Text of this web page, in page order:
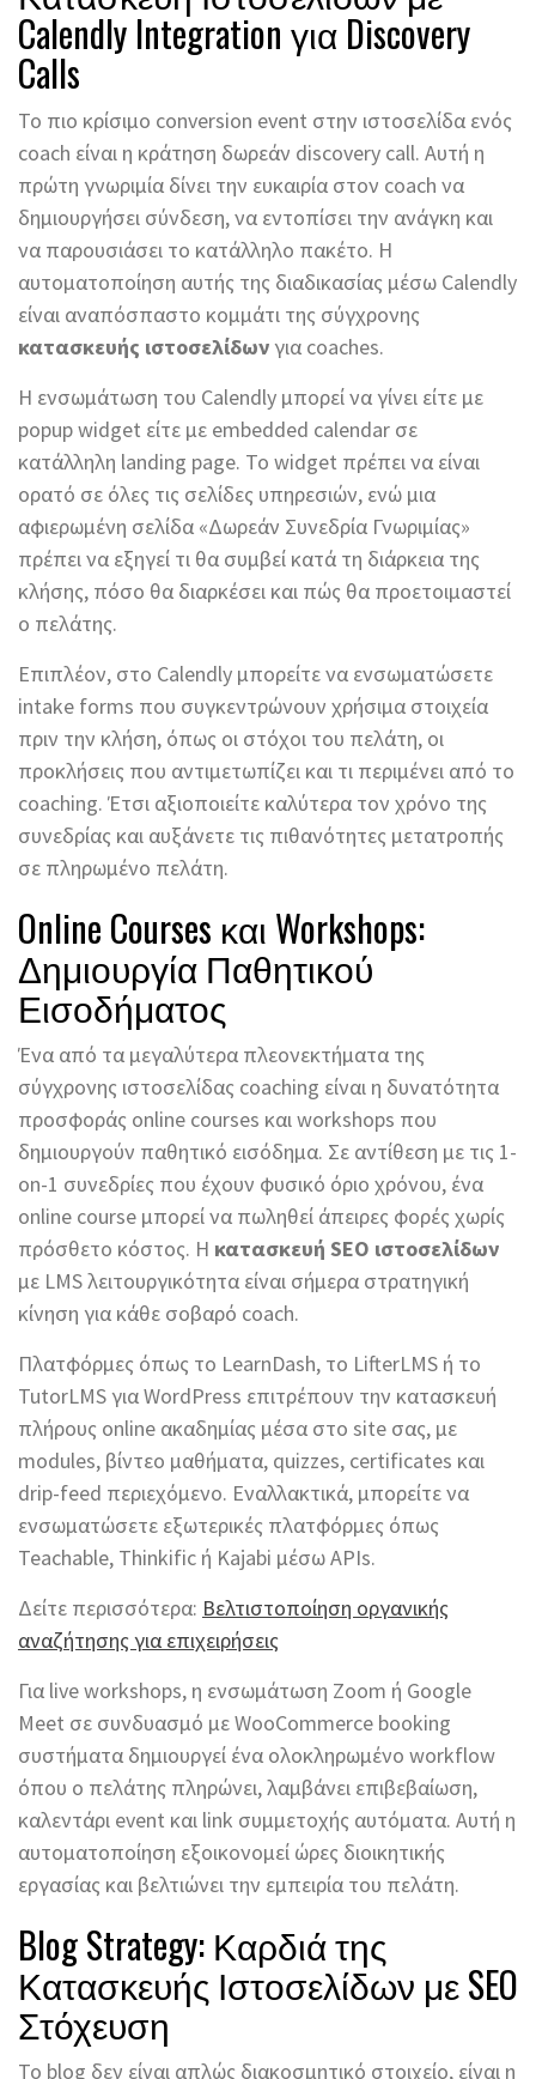
Calendly Integration για Discovery
Calls
Το πιο κρίσιμο conversion event στην ιστοσελίδα ενός
coach είναι η κράτηση δωρεάν discovery call. Αυτή η
πρώτη γνωριμία δίνει την ευκαιρία στον coach να
δημιουργήσει σύνδεση, να εντοπίσει την ανάγκη και
να παρουσιάσει το κατάλληλο πακέτο. Η
αυτοματοποίηση αυτής της διαδικασίας μέσω Calendly
είναι αναπόσπαστο κομμάτι της σύγχρονης
κατασκευής ιστοσελίδωνγια coaches.
Η ενσωμάτωση του Calendly μπορεί να γίνει είτε με
popup widget είτε με embedded calendar σε
κατάλληλη landing page. Το widget πρέπει να είναι
ορατό σε όλες τις σελίδες υπηρεσιών, ενώ μια
αφιερωμένη σελίδα «Δωρεάν Συνεδρία Γνωριμίας»
πρέπει να εξηγεί τι θα συμβεί κατά τη διάρκεια της
κλήσης, πόσο θα διαρκέσει και πώς θα προετοιμαστεί
ο πελάτης.
Επιπλέον, στο Calendly μπορείτε να ενσωματώσετε
intake forms που συγκεντρώνουν χρήσιμα στοιχεία
πριν την κλήση, όπως οι στόχοι του πελάτη, οι
προκλήσεις που αντιμετωπίζει και τι περιμένει από το
coaching. Έτσι αξιοποιείτε καλύτερα τον χρόνο της
συνεδρίας και αυξάνετε τις πιθανότητες μετατροπής
σε πληρωμένο πελάτη.
Online Courses και Workshops:
Δημιουργία Παθητικού
Εισοδήματος
Ένα από τα μεγαλύτερα πλεονεκτήματα της
σύγχρονης ιστοσελίδας coaching είναι η δυνατότητα
προσφοράς online courses και workshops που
δημιουργούν παθητικό εισόδημα. Σε αντίθεση με τις 1-
on-1 συνεδρίες που έχουν φυσικό όριο χρόνου, ένα
online course μπορεί να πωληθεί άπειρες φορές χωρίς
πρόσθετο κόστος. Η κατασκευή SEO ιστοσελίδων
με LMS λειτουργικότητα είναι σήμερα στρατηγική
κίνηση για κάθε σοβαρό coach.
Πλατφόρμες όπως το LearnDash, το LifterLMS ή το
TutorLMS για WordPress επιτρέπουν την κατασκευή
πλήρους online ακαδημίας μέσα στο site σας, με
modules, βίντεο μαθήματα, quizzes, certificates και
drip-feed περιεχόμενο. Εναλλακτικά, μπορείτε να
ενσωματώσετε εξωτερικές πλατφόρμες όπως
Teachable, Thinkific ή Kajabi μέσω APIs.
Δείτε περισσότερα: Βελτιστοποίηση οργανικής
αναζήτησης για επιχειρήσεις
Για live workshops, η ενσωμάτωση Zoom ή Google
Meet σε συνδυασμό με WooCommerce booking
συστήματα δημιουργεί ένα ολοκληρωμένο workflow
όπου ο πελάτης πληρώνει, λαμβάνει επιβεβαίωση,
καλεντάρι event και link συμμετοχής αυτόματα. Αυτή η
αυτοματοποίηση εξοικονομεί ώρες διοικητικής
εργασίας και βελτιώνει την εμπειρία του πελάτη.
Blog Strategy: Καρδιά της
Κατασκευής Ιστοσελίδων με SEO
Στόχευση
Το blog δεν είναι απλώς διακοσμητικό στοιχείο, είναι η